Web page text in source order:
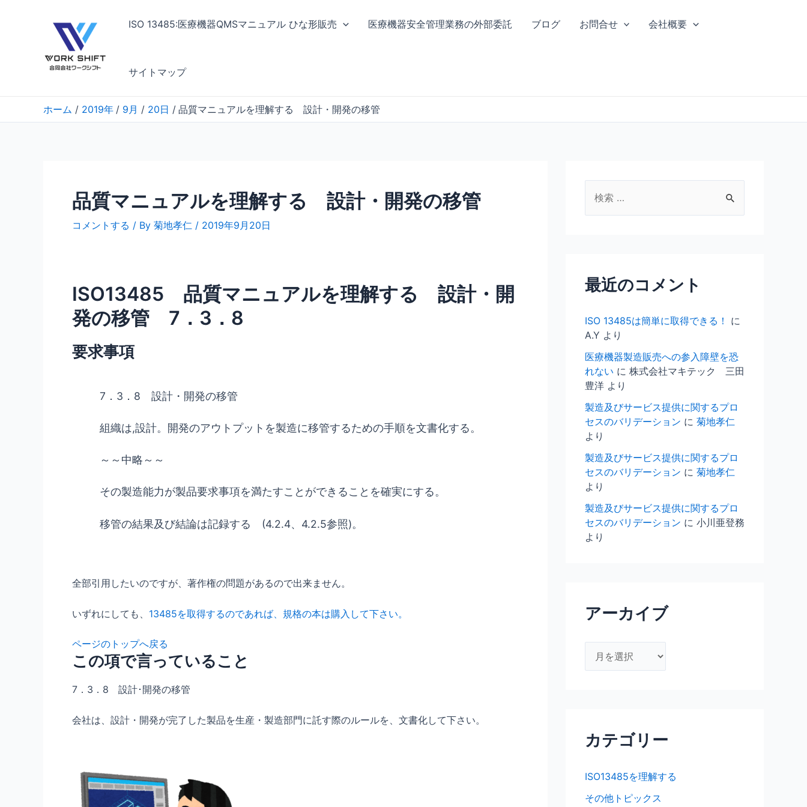
ISO 13485:医療機器QMSマニュアル ひな形販売 医療機器安全管理業務の外部委託 ブログ お問合せ 会社概要
サイトマップ
ホーム 2019年 9月 20日 品質マニュアルを理解する 設計・開発の移管
品質マニュアルを理解する 設計・開発の移管
コメントする / By 菊地孝仁 / 2019年9月20日
ISO13485 品質マニュアルを理解する 設計・開
発の移管 7．3．8
要求事項
7．3．8 設計・開発の移管
組織は,設計。開発のアウトプットを製造に移管するための手順を文書化する。
～～中略～～
その製造能力が製品要求事項を満たすことができることを確実にする。
移管の結果及び結論は記録する (4.2.4、4.2.5参照)。
全部引用したいのですが、著作権の問題があるので出来ません。
いずれにしても、 13485を取得するのであれば、規格の本は購入して下さい。
ページのトップへ戻る
この項で言っていること
7．3．8 設計･開発の移管
会社は、設計・開発が完了した製品を生産・製造部門に託す際のルールを、文書化して下さい。
最近のコメント
ISO 13485は簡単に取得できる！
に
A.Y より
医療機器製造販売への参入障壁を恐
れない に 株式会社マキテック 三田
豊洋 より
製造及びサービス提供に関するプロ
セスのバリデーション に 菊地孝仁
より
製造及びサービス提供に関するプロ
セスのバリデーション に 菊地孝仁
より
製造及びサービス提供に関するプロ
セスのバリデーション に 小川亜登務
より
アーカイブ
ー
カテゴリー
ISO13485を理解する
その他トピックス